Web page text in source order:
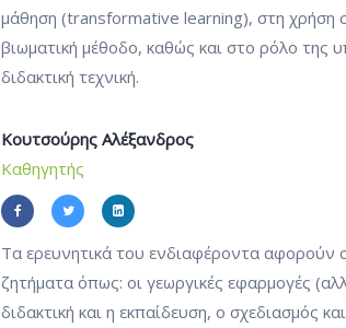
μάθηση (transformative learning), στη χρήση
βιωματική μέθοδο, καθώς και στο ρόλο της
διδακτική τεχνική.
Κουτσούρης Αλέξανδρος
Καθηγητής
Τα ερευνητικά του ενδιαφέροντα αφορούν
ζητήματα όπως: οι γεωργικές εφαρμογές
διδακτική και η εκπαίδευση, ο σχεδιασμός